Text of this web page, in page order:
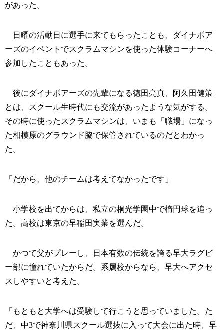
があった。
日曜の活動日に選手に来てもらったことも、ダイナボア
ーズのイベントでスクラムマシンを使った体験コーナーへ
参加したこともあった。
後にダイナボアーズの先輩になる徳田亮真、阿久田健策
とは、スクール生時代にも交流があったような気がする。
その時に使ったスクラムマシンは、いまも「職場」になっ
た相模原のグラウンド脇で保管されているのだとわかっ
た。
「だから、他のチームは考えてなかったです」
小学校を出てからは、私立の桐光学園中で楕円球を追っ
た。高校は東京の早稲田実業を選んだ。
かつて父がプレーし、日本有数の伝統を誇る早大ラグビ
ー部に憧れていたからだ。系属校からなら、早大へアクセ
スしやすいと考えた。
「もともと大学へは受験して行こうと思っていました。た
だ、中3で神奈川県スクール選抜に入って大会に出た時、早